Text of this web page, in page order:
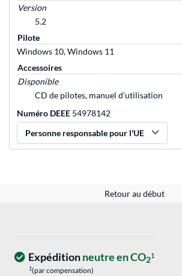
Version
5.2
Pilote
Windows 10, Windows 11
Accessoires
Disponible
CD de pilotes, manuel d’utilisation
Numéro DEEE 54978142
Personne responsable pour l'UE
Retour au début
Expéditionneutre en CO21
1(par compensation)